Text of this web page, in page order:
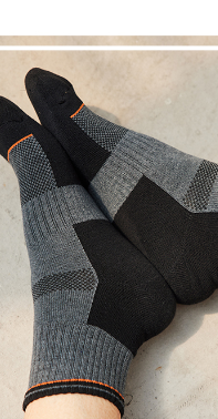
科技股份有限公司提供之「AFTEE
之必要範圍內提供個人資料，並將
技股份有限公司。
料處理事宜，請瀏覽以下網址：
terms/#terms3
用者請事先徵得法定代理人或監護
後付」，若未經同意申辦者引起之損
先享後付」時，將依據個別帳號
之上限額度；若仍有額度不足之情
份認證。
冊多個帳號或使用他人資訊註冊。
有限公司將有權停止該用戶之使用額
滿NT$799(含以上)免運費
滿NT$799(含以上)免運費
滿NT$799(含以上)免運費
到店)
滿NT$890(含以上)免運費